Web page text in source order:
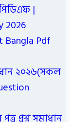
|
2026
Bangla Pdf
২০২৬(সকল
প্রশ্ন সমাধান